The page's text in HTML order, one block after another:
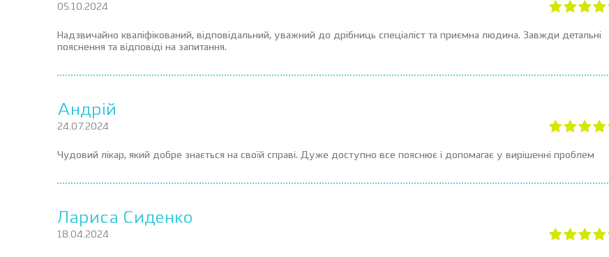
05.10.2024
Надзвичайно кваліфікований, відповідальний, уважний до дрібниць спеціаліст та приємна людина. Завжди детальні
пояснення та відповіді на запитання.
Андрій
24.07.2024
Чудовий лікар, який добре знається на своїй справі. Дуже доступно все пояснює і допомагає у вирішенні проблем
Лариса Сиденко
18.04.2024